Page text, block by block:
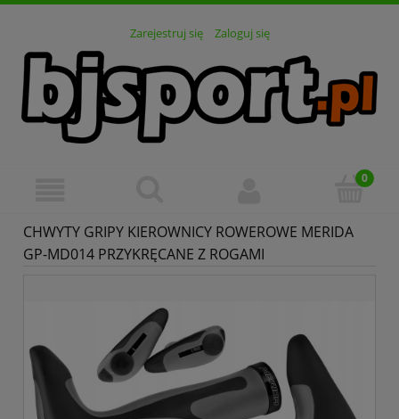
Zarejestruj się Zaloguj się
CHWYTY GRIPY KIEROWNICY ROWEROWE MERIDA
GP-MD014 PRZYKRĘCANE Z ROGAMI